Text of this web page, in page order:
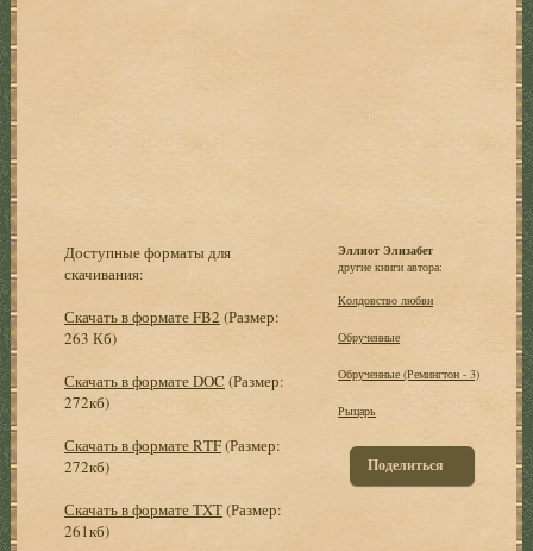
Доступные форматы для
скачивания:
Скачать в формате FB2 (Размер:
263 Кб)
Скачать в формате DOC (Размер:
272кб)
Скачать в формате RTF(Размер:
272кб)
Скачать в формате TXT(Размер:
261кб)
Эллиот Элизабет
другие книги автора:
Колдовство любви
Обрученные
Обрученные (Ремингтон - 3)
Рыцарь
Поделиться